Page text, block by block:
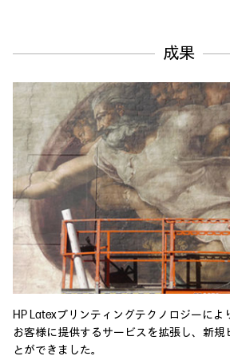
成果
HP Latexプリンティングテクノロジーによ
お客様に提供するサービスを拡張し、新規
とができました。